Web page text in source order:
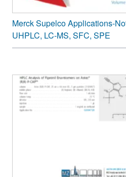
CLC-D
Merck Supelco Applications-
UHPLC, LC-MS, SFC, SPE